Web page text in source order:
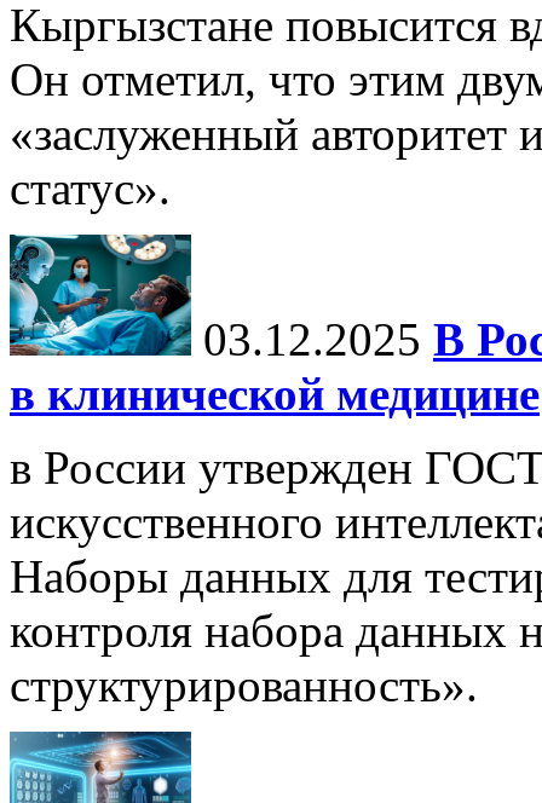
Кыргызстане повысится
Он отметил, что этим
«заслуженный
статус».
03.12.2025 В
в клинической медицине
в России утвержден
искусственного
Наборы данных для
контроля набора данных
структурированность».